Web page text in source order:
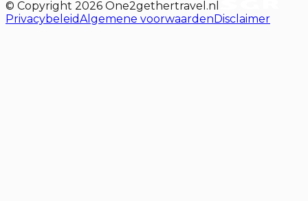
© Copyright 2026 One2gethertravel.nl
PrivacybeleidAlgemene voorwaardenDisclaimer